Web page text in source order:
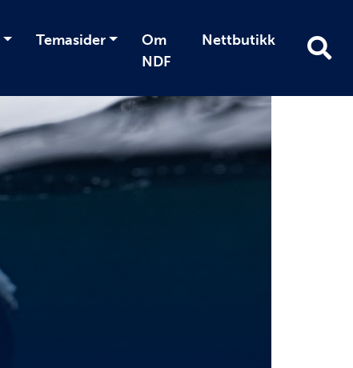
Temasider
Om
NDF
Nettbutikk